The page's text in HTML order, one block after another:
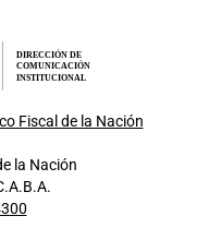
DIRECCIÓN DE
COMUNICACIÓN
INSTITUCIONAL
Fiscal de la Nación
la Nación